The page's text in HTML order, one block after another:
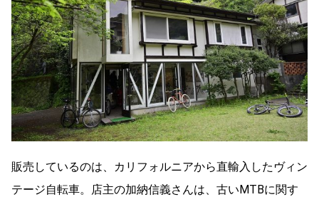
販売しているのは、カリフォルニアから直輸入したヴィン
テージ自転車。店主の加納信義さんは、古いMTBに関す